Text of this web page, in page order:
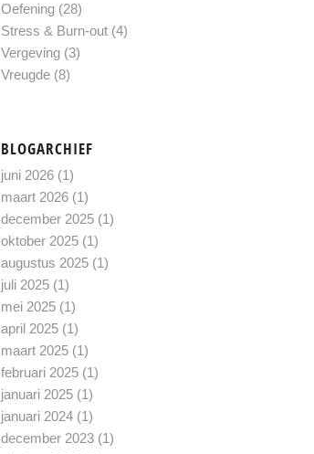
Oefening (28)
Stress & Burn-out (4)
Vergeving (3)
Vreugde (8)
BLOGARCHIEF
juni 2026 (1)
maart 2026 (1)
december 2025 (1)
oktober 2025 (1)
augustus 2025 (1)
juli 2025 (1)
mei 2025 (1)
april 2025 (1)
maart 2025 (1)
februari 2025 (1)
januari 2025 (1)
januari 2024 (1)
december 2023 (1)